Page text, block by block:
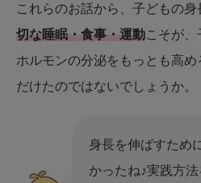
これらのお話から、子どもの身
切な睡眠・食事・運動こそが
ホルモンの分泌をもっとも高
だけたのではないでしょうか。
身長を伸ばすため
かったね♪実践方